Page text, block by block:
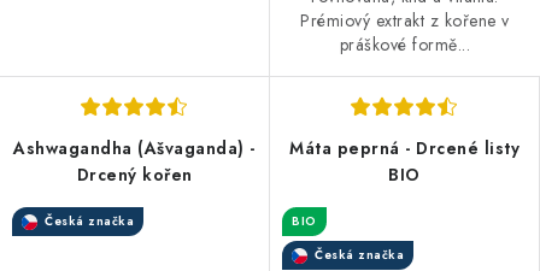
Prémiový extrakt z kořene v
práškové formě...
Ashwagandha (Ašvaganda) -
Drcený kořen
Česká značka
Máta peprná - Drcené listy
BIO
BIO
Česká značka